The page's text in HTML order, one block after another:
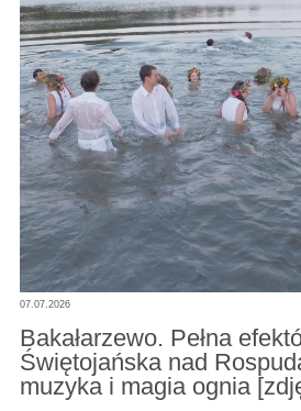
07.07.2026
Bakałarzewo. Pełna
Świętojańska nad
muzyka i magia ognia